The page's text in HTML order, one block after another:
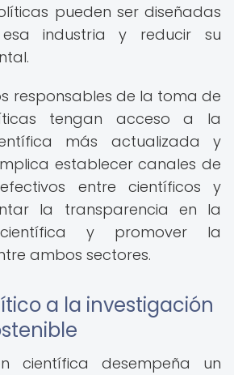
pueden ser diseñadas
industria y reducir su
responsables de la toma de
tengan acceso a la
más actualizada y
establecer canales de
entre científicos y
la transparencia en la
científica y promover la
ambos sectores.
a la investigación
científica desempeña un